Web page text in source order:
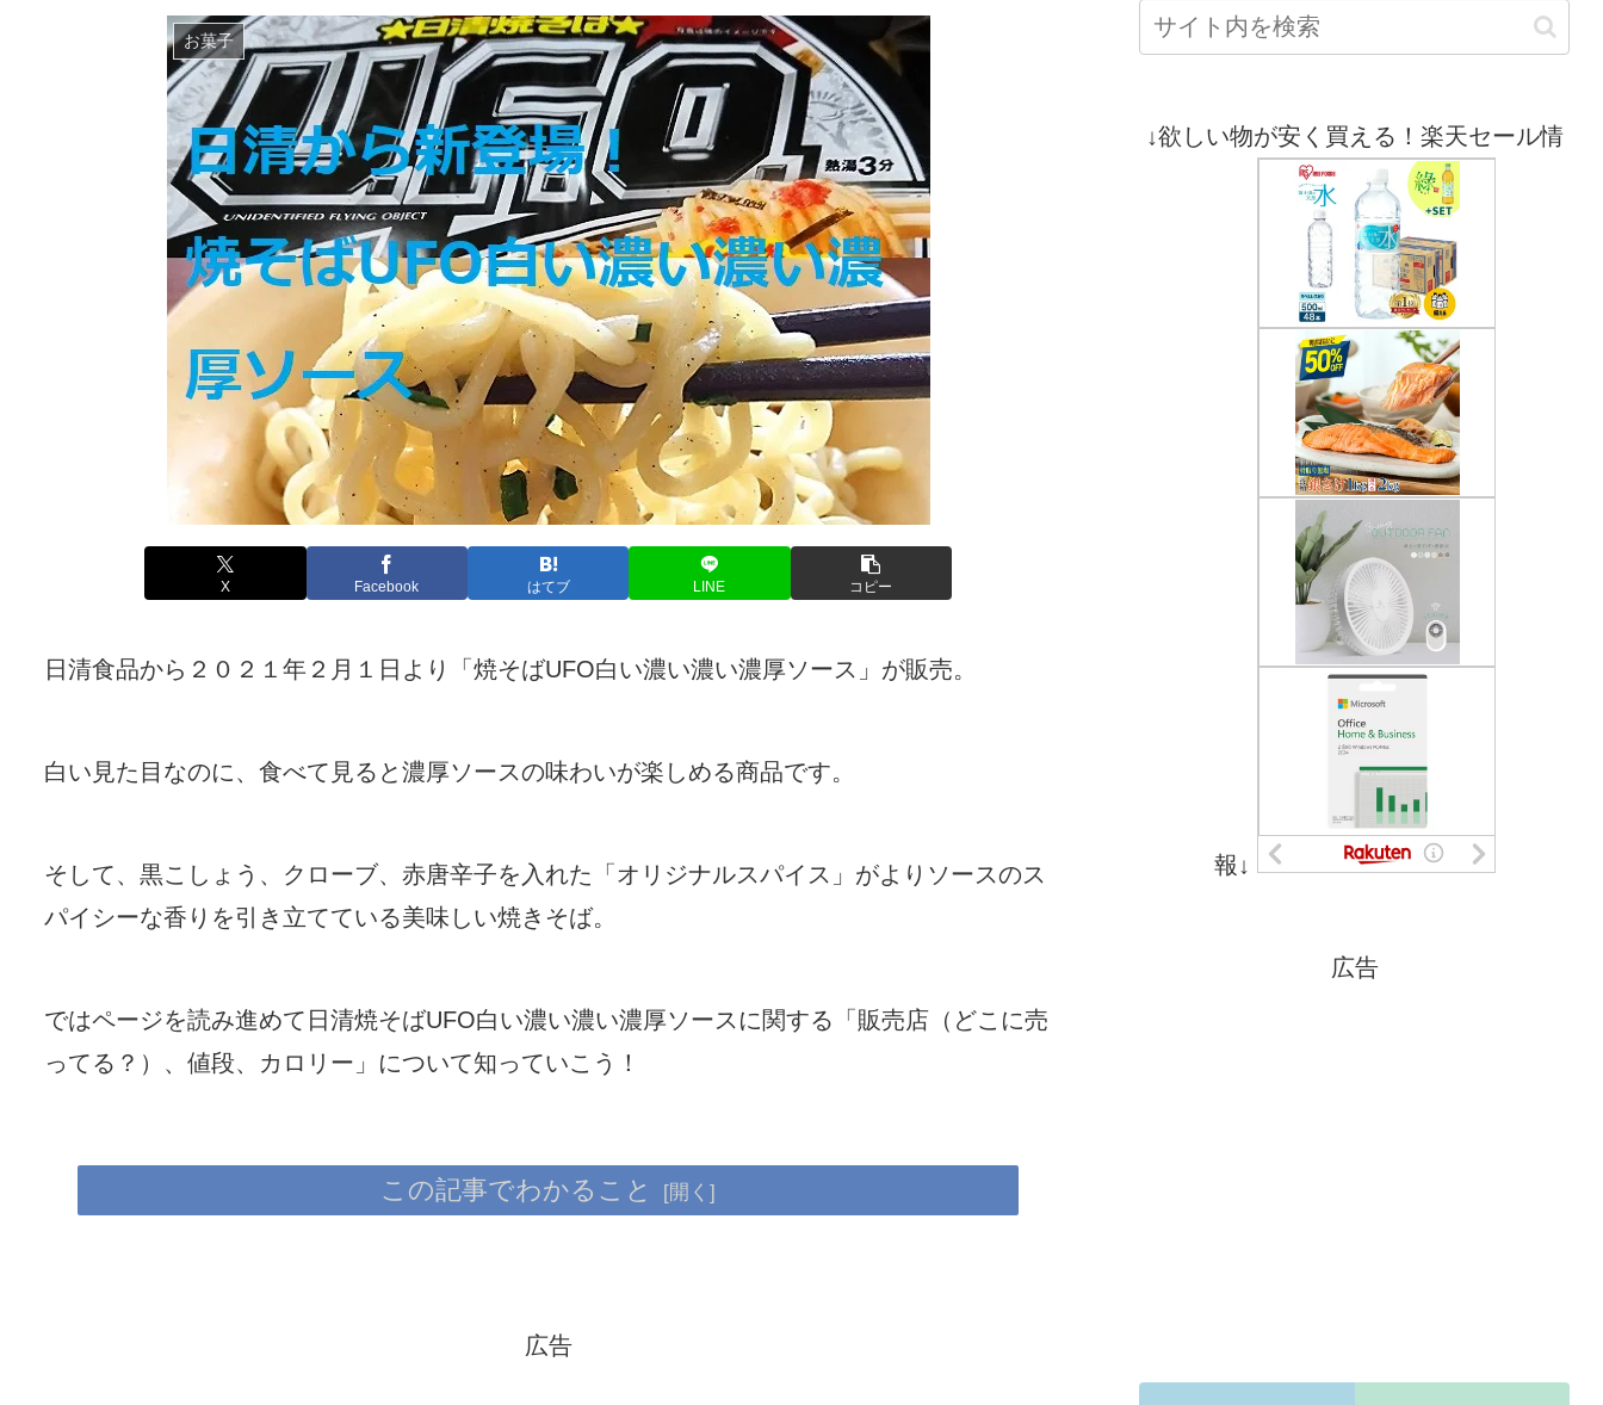
お菓子
X Facebook はてブ LINE コピー
日清食品から２０２１年２月１日より「焼そばUFO白い濃い濃い濃厚ソース」が販売。
白い見た目なのに、食べて見ると濃厚ソースの味わいが楽しめる商品です。
そして、黒こしょう、クローブ、赤唐辛子を入れた「オリジナルスパイス」がよりソースのス
パイシーな香りを引き立てている美味しい焼きそば。
ではページを読み進めて日清焼そばUFO白い濃い濃い濃厚ソースに関する「販売店（どこに売
ってる？）、値段、カロリー」について知っていこう！
この記事でわかること
広告
↓欲しい物が安く買える！楽天セール情
報↓
広告